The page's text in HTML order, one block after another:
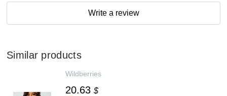
Write a review
Similar products
Wildberries
20.63 $